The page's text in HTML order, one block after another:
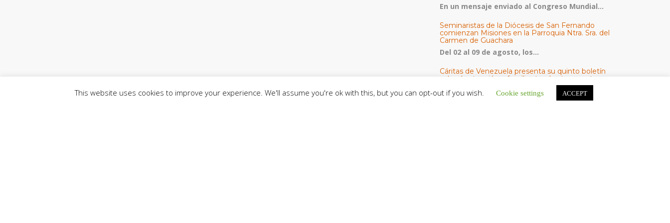
En un mensaje enviado al Congreso Mundial...
Seminaristas de la Diócesis de San Fernando
comienzan Misiones en la Parroquia Ntra. Sra. del
Carmen de Guachara
Del 02 al 09 de agosto, los...
Cáritas de Venezuela presenta su quinto boletín
sobre la atención a familias tras los terremotos
Cáritas de Venezuela publicó este martes 4...
This website uses cookies to improve your experience. We'll assume you're ok with this, but you can opt-out if you wish. Cookie settings ACCEPT